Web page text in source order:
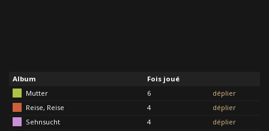
Album
Fois joué
Mutter
6
déplier
Reise, Reise
4
déplier
Sehnsucht
4
déplier